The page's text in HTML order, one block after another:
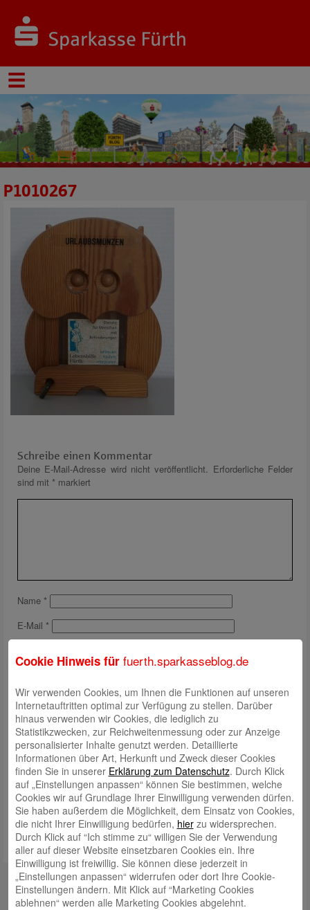
P1010267
Schreibe einen Kommentar
Deine E-Mail-Adresse wird nicht veröffentlicht.
Erforderliche Felder
sind mit * markiert
Name *
E-Mail *
diesem Browser für die nächste Kommentierung speichern.
Solve Captcha*
Enter Captcha Here :
Kontakt
E-Mail: social-media@sparkasse-fuerth.de
Cookie Hinweis für fuerth.sparkasseblog.de
Wir verwenden Cookies, um Ihnen die Funktionen auf unseren
Internetauftritten optimal zur Verfügung zu stellen. Darüber
hinaus verwenden wir Cookies, die lediglich zu
Statistikzwecken, zur Reichweitenmessung oder zur Anzeige
personalisierter Inhalte genutzt werden. Detaillierte
Informationen über Art, Herkunft und Zweck dieser Cookies
finden Sie in unserer Erklärung zum Datenschutz. Durch Klick
auf „Einstellungen anpassen“ können Sie bestimmen, welche
Cookies wir auf Grundlage Ihrer Einwilligung verwenden dürfen.
Sie haben außerdem die Möglichkeit, dem Einsatz von Cookies,
die nicht Ihrer Einwilligung bedürfen, hierzu widersprechen.
Durch Klick auf “Ich stimme zu“ willigen Sie der Verwendung
aller auf dieser Website einsetzbaren Cookies ein. Ihre
Einwilligung ist freiwillig. Sie können diese jederzeit in
„Einstellungen anpassen“ widerrufen oder dort Ihre Cookie-
Einstellungen ändern. Mit Klick auf “Marketing Cookies
ablehnen“ werden alle Marketing Cookies abgelehnt.